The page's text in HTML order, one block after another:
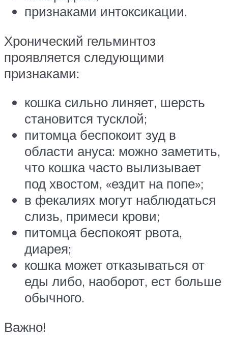
признаками интоксикации.
Хронический гельминтоз
проявляется следующими
признаками:
кошка сильно линяет, шерсть
становится тусклой;
питомца беспокоит зуд в
области ануса: можно заметить,
что кошка часто вылизывает
под хвостом, «ездит на попе»;
в фекалиях могут наблюдаться
слизь, примеси крови;
питомца беспокоят рвота,
диарея;
кошка может отказываться от
еды либо, наоборот, ест больше
обычного.
Важно!